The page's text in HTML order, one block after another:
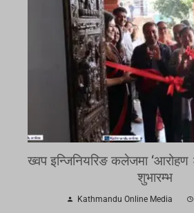
ख्वप इन्जिनियरिङ कलेजमा ‘आरोहण
शुभारम्भ
Kathmandu Online Media